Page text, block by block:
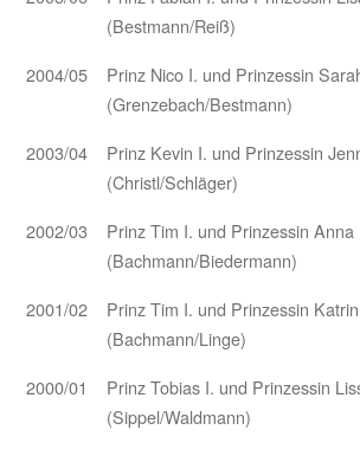
(Bestmann/Reiß)
2004/05
Prinz Nico I. und Prinzessin
(Grenzebach/Bestmann)
2003/04
Prinz Kevin I. und Prinzessin
(Christl/Schläger)
2002/03
Prinz Tim I. und Prinzessin Anna
(Bachmann/Biedermann)
2001/02
Prinz Tim I. und Prinzessin
(Bachmann/Linge)
2000/01
Prinz Tobias I. und Prinzessin
(Sippel/Waldmann)